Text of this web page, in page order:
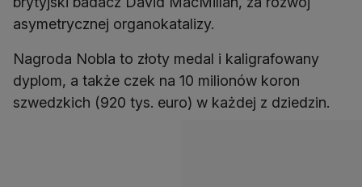
asymetrycznej organokatalizy.
Nagroda Nobla to złoty medal i kaligrafowany
dyplom, a także czek na 10 milionów koron
szwedzkich (920 tys. euro) w każdej z dziedzin.